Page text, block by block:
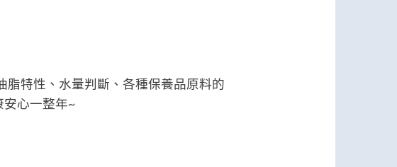
特性、水量判斷、各種保養品原料的
心一整年~